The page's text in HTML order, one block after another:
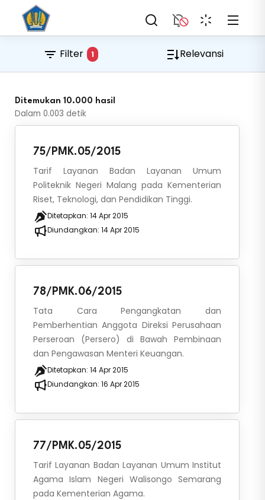
Filter 1 Relevansi
Ditemukan 10.000 hasil
Dalam 0.003 detik
75/PMK.05/2015
Tarif Layanan Badan Layanan Umum
Politeknik Negeri Malang pada Kementerian
Riset, Teknologi, dan Pendidikan Tinggi.
Ditetapkan: 14 Apr 2015
Diundangkan: 14 Apr 2015
78/PMK.06/2015
Tata Cara Pengangkatan dan
Pemberhentian Anggota Direksi Perusahaan
Perseroan (Persero) di Bawah Pembinaan
dan Pengawasan Menteri Keuangan.
Ditetapkan: 14 Apr 2015
Diundangkan: 16 Apr 2015
77/PMK.05/2015
Tarif Layanan Badan Layanan Umum Institut
Agama Islam Negeri Walisongo Semarang
pada Kementerian Agama.